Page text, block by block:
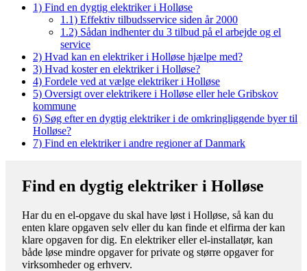
1) Find en dygtig elektriker i Holløse
1.1) Effektiv tilbudsservice siden år 2000
1.2) Sådan indhenter du 3 tilbud på el arbejde og el
service
2) Hvad kan en elektriker i Holløse hjælpe med?
3) Hvad koster en elektriker i Holløse?
4) Fordele ved at vælge elektriker i Holløse
5) Oversigt over elektrikere i Holløse eller hele Gribskov
kommune
6) Søg efter en dygtig elektriker i de omkringliggende byer til
Holløse?
7) Find en elektriker i andre regioner af Danmark
Find en dygtig elektriker i Holløse
Har du en el-opgave du skal have løst i Holløse, så kan du
enten klare opgaven selv eller du kan finde et elfirma der kan
klare opgaven for dig. En elektriker eller el-installatør, kan
både løse mindre opgaver for private og større opgaver for
virksomheder og erhverv.